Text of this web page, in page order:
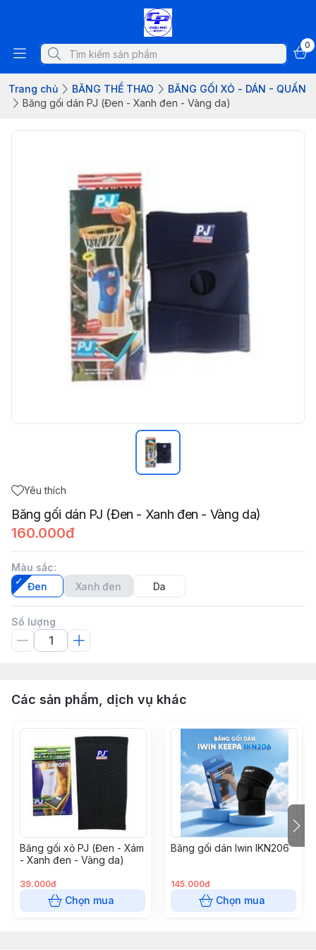
0
Trang chủ BĂNG THỂ THAO
BĂNG GỐI XỎ - DÁN - QUẤN
Băng gối dán PJ (Đen - Xanh đen - Vàng da)
Yêu thích
Băng gối dán PJ (Đen - Xanh đen - Vàng da)
160.000đ
Màu sắc:
Đen
Xanh đen Da
Số lượng
Các sản phẩm, dịch vụ khác
Băng gối xỏ PJ (Đen - Xám
- Xanh đen - Vàng da)
39.000đ
Chọn mua
Băng gối dán Iwin IKN206
145.000đ
Chọn mua